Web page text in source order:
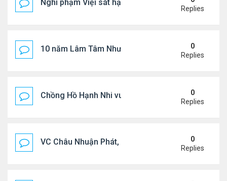
Nghi phạm Việi sát hại cụ bà 91 tuổi, phi tang xác
Replies
10 năm Lâm Tâm Như - Hoắc Kiến Hoa
0
Replies
Chồng Hồ Hạnh Nhi vui vẻ ôm người cũ của vợ
0
Replies
VC Châu Nhuận Phát, Lưu Gia Linh viếng vợ cũ ..
0
Replies